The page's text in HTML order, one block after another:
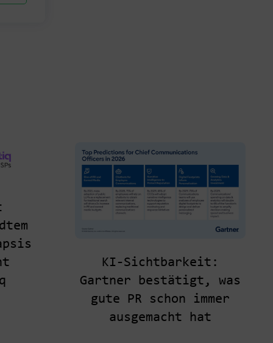
KI-Sichtbarkeit:
Gartner bestätigt, was
gute PR schon immer
ausgemacht hat